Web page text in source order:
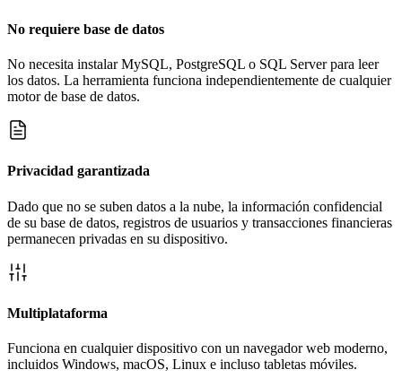
No requiere base de datos
No necesita instalar MySQL, PostgreSQL o SQL Server para leer
los datos. La herramienta funciona independientemente de cualquier
motor de base de datos.
Privacidad garantizada
Dado que no se suben datos a la nube, la información confidencial
de su base de datos, registros de usuarios y transacciones financieras
permanecen privadas en su dispositivo.
Multiplataforma
Funciona en cualquier dispositivo con un navegador web moderno,
incluidos Windows, macOS, Linux e incluso tabletas móviles.